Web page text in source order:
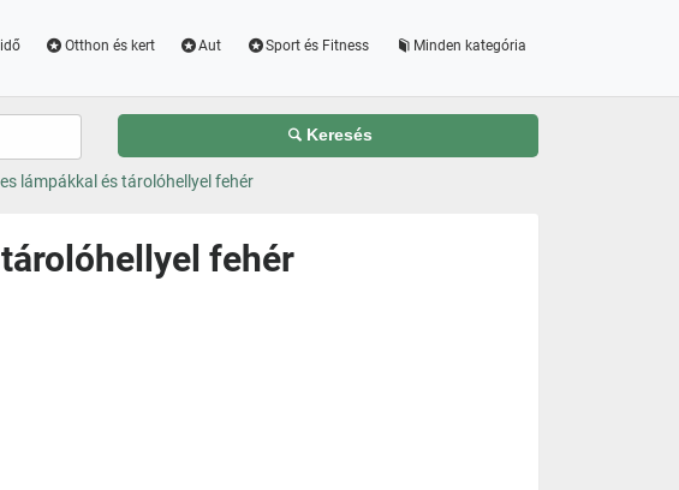
Otthon és kert Aut Sport és Fitness Minden kategória
Keresés
lámpákkal és tárolóhellyel fehér
fehér